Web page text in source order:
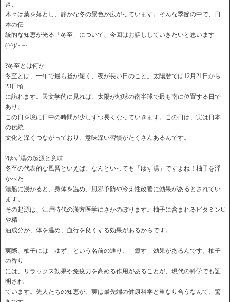
き、
木々は葉を落とし、静かな冬の景色が広がっています。そんな季節の中で、日
本の伝
統的な知恵が光る「冬至」について、今回はお話ししていきたいと思います
(^^)/~~~
?冬至とは何か
冬至とは、一年で最も昼が短く、夜が長い日のこと。太陽暦では12月21日から
23日頃
に訪れます。天文学的に見れば、太陽が地球の南半球で最も南に位置する日で
あり、
この日を境に日中の時間が少しずつ長くなっていきます。この日は、実は日本
の伝統
文化と深くつながっており、意味深い習慣がたくさんあるんです。
?ゆず湯の起源と意味
冬至の代表的な風習といえば、なんといっても「ゆず湯」ですよね！柚子を浮
かべた
湯船に浸かると、身体を温め、風邪予防や冷え性改善に効果があるとされてい
ます。
その起源は、江戸時代の漢方医学にさかのぼります。柚子に含まれるビタミンC
や精
油成分が、体を温め、血行を良くする効果があるからです。
実際、柚子には「ゆず」という名前の通り、「癒す」効果があるんです。柚子
の香り
には、リラックス効果や免疫力を高める作用があることが、現代の科学でも証
明され
ています。先人たちの知恵が、実は最先端の健康科学と重なり合うなんて、驚